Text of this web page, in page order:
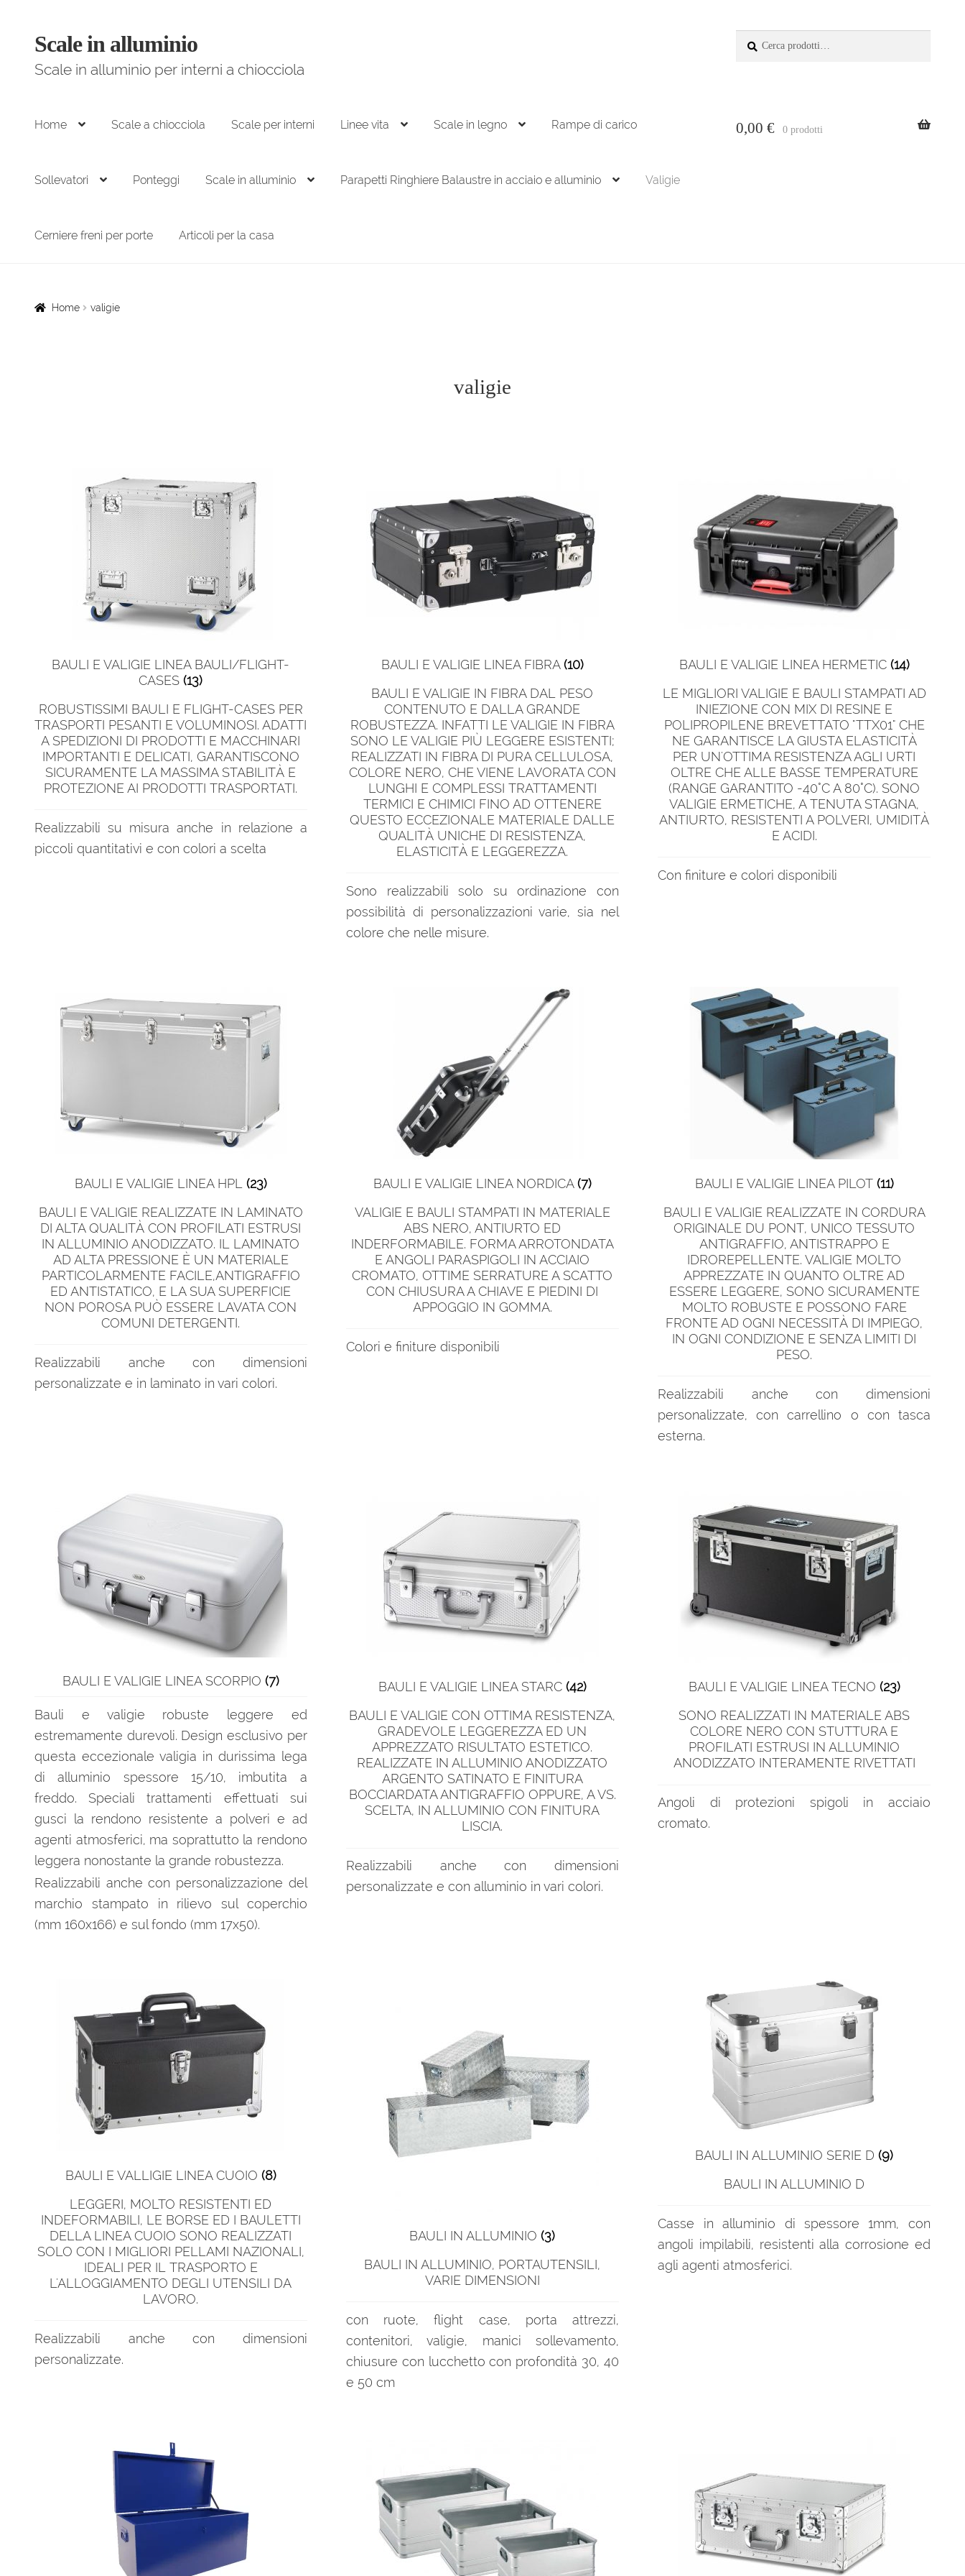
Vai
navigazione
Vai
contenuto
Scale in alluminio
Scale in alluminio per interni a chiocciola
Home Scale a chiocciola Scale per interni Linee vita Scale in legno Rampe di carico
Sollevatori Ponteggi Scale in alluminio Parapetti Ringhiere Balaustre in acciaio e alluminio Valigie
Cerniere freni per porte Articoli per la casa
0,00 € 0 prodotti
Home valigie
valigie
BAULI E VALIGIE LINEA BAULI/FLIGHT-
CASES(13)
ROBUSTISSIMI BAULI E FLIGHT-CASES PER
TRASPORTI PESANTI E VOLUMINOSI. ADATTI
A SPEDIZIONI DI PRODOTTI E MACCHINARI
IMPORTANTI E DELICATI, GARANTISCONO
SICURAMENTE LA MASSIMA STABILITÀ E
PROTEZIONE AI PRODOTTI TRASPORTATI.
Realizzabili su misura anche in relazione a
piccoli quantitativi e con colori a scelta
BAULI E VALIGIE LINEA FIBRA(10)
BAULI E VALIGIE IN FIBRA DAL PESO
CONTENUTO E DALLA GRANDE
ROBUSTEZZA. INFATTI LE VALIGIE IN FIBRA
SONO LE VALIGIE PIÙ LEGGERE ESISTENTI;
REALIZZATI IN FIBRA DI PURA CELLULOSA,
COLORE NERO, CHE VIENE LAVORATA CON
LUNGHI E COMPLESSI TRATTAMENTI
TERMICI E CHIMICI FINO AD OTTENERE
QUESTO ECCEZIONALE MATERIALE DALLE
QUALITÀ UNICHE DI RESISTENZA,
ELASTICITÀ E LEGGEREZZA.
Sono realizzabili solo su ordinazione con
possibilità di personalizzazioni varie, sia nel
colore che nelle misure.
BAULI E VALIGIE LINEA HERMETIC (14)
LE MIGLIORI VALIGIE E BAULI STAMPATI AD
INIEZIONE CON MIX DI RESINE E
POLIPROPILENE BREVETTATO "TTX01" CHE
NE GARANTISCE LA GIUSTA ELASTICITÀ
PER UN'OTTIMA RESISTENZA AGLI URTI
OLTRE CHE ALLE BASSE TEMPERATURE
(RANGE GARANTITO -40°C A 80°C). SONO
VALIGIE ERMETICHE, A TENUTA STAGNA,
ANTIURTO, RESISTENTI A POLVERI, UMIDITÀ
E ACIDI.
Con finiture e colori disponibili
BAULI E VALIGIE LINEA HPL (23)
BAULI E VALIGIE REALIZZATE IN LAMINATO
DI ALTA QUALITÀ CON PROFILATI ESTRUSI
IN ALLUMINIO ANODIZZATO. IL LAMINATO
AD ALTA PRESSIONE È UN MATERIALE
PARTICOLARMENTE FACILE,ANTIGRAFFIO
ED ANTISTATICO, E LA SUA SUPERFICIE
NON POROSA PUÒ ESSERE LAVATA CON
COMUNI DETERGENTI.
Realizzabili anche con dimensioni
personalizzate e in laminato in vari colori.
BAULI E VALIGIE LINEA NORDICA(7)
VALIGIE E BAULI STAMPATI IN MATERIALE
ABS NERO, ANTIURTO ED
INDERFORMABILE. FORMA ARROTONDATA
E ANGOLI PARASPIGOLI IN ACCIAIO
CROMATO, OTTIME SERRATURE A SCATTO
CON CHIUSURA A CHIAVE E PIEDINI DI
APPOGGIO IN GOMMA.
Colori e finiture disponibili
BAULI E VALIGIE LINEA PILOT (11)
BAULI E VALIGIE REALIZZATE IN CORDURA
ORIGINALE DU PONT, UNICO TESSUTO
ANTIGRAFFIO, ANTISTRAPPO E
IDROREPELLENTE. VALIGIE MOLTO
APPREZZATE IN QUANTO OLTRE AD
ESSERE LEGGERE, SONO SICURAMENTE
MOLTO ROBUSTE E POSSONO FARE
FRONTE AD OGNI NECESSITÀ DI IMPIEGO,
IN OGNI CONDIZIONE E SENZA LIMITI DI
PESO.
Realizzabili anche con dimensioni
personalizzate, con carrellino o con tasca
esterna.
BAULI E VALIGIE LINEA SCORPIO (7)
Bauli e valigie robuste leggere ed
estremamente durevoli. Design esclusivo per
questa eccezionale valigia in durissima lega
di alluminio spessore 15/10, imbutita a
freddo. Speciali trattamenti effettuati sui
gusci la rendono resistente a polveri e ad
agenti atmosferici, ma soprattutto la rendono
leggera nonostante la grande robustezza.
Realizzabili anche con personalizzazione del
marchio stampato in rilievo sul coperchio
(mm 160x166) e sul fondo (mm 17x50).
BAULI E VALIGIE LINEA STARC (42)
BAULI E VALIGIE CON OTTIMA RESISTENZA,
GRADEVOLE LEGGEREZZA ED UN
APPREZZATO RISULTATO ESTETICO.
REALIZZATE IN ALLUMINIO ANODIZZATO
ARGENTO SATINATO E FINITURA
BOCCIARDATA ANTIGRAFFIO OPPURE, A VS.
SCELTA, IN ALLUMINIO CON FINITURA
LISCIA.
Realizzabili anche con dimensioni
personalizzate e con alluminio in vari colori.
BAULI E VALIGIE LINEA TECNO (23)
SONO REALIZZATI IN MATERIALE ABS
COLORE NERO CON STUTTURA E
PROFILATI ESTRUSI IN ALLUMINIO
ANODIZZATO INTERAMENTE RIVETTATI
Angoli di protezioni spigoli in acciaio
cromato.
BAULI E VALLIGIE LINEA CUOIO (8)
LEGGERI, MOLTO RESISTENTI ED
INDEFORMABILI, LE BORSE ED I BAULETTI
DELLA LINEA CUOIO SONO REALIZZATI
SOLO CON I MIGLIORI PELLAMI NAZIONALI,
IDEALI PER IL TRASPORTO E
L'ALLOGGIAMENTO DEGLI UTENSILI DA
LAVORO.
Realizzabili anche con dimensioni
personalizzate.
BAULI IN ALLUMINIO(3)
BAULI IN ALLUMINIO, PORTAUTENSILI,
VARIE DIMENSIONI
con ruote, flight case, porta attrezzi,
contenitori, valigie, manici sollevamento,
chiusure con lucchetto con profondità 30, 40
e 50 cm
BAULI IN ALLUMINIO SERIE D(9)
BAULI IN ALLUMINIO D
Casse in alluminio di spessore 1mm, con
angoli impilabili, resistenti alla corrosione ed
agli agenti atmosferici.